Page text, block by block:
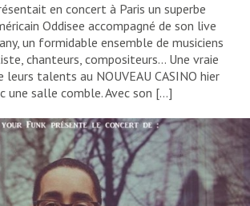
en concert à Paris un superbe
Oddisee accompagné de son live
un formidable ensemble de musiciens
chanteurs, compositeurs… Une vraie
talents au NOUVEAU CASINO hier
une salle comble. Avec son […]